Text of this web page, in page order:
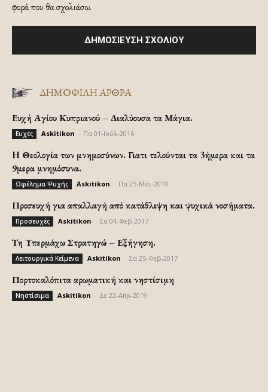
φορά που θα σχολιάσω.
ΔΗΜΟΦΙΛΗ ΑΡΘΡΑ
Ευχή Αγίου Κυπριανού – Διαλύουσα τα Μάγια.
Ευχές Askitikon Πα 01-Ιούλ-2016
H Θεολογία των μνημοσύνων. Γιατι τελούνται τα 3ήμερα και τα
9μερα μνημόσυνα.
Ωφέλημα Ψυχής Askitikon Πα 25-Μάι-2018
Προσευχή για απαλλαγή από κατάθλιψη και ψυχικά νοσήματα.
Προσευχές Askitikon Σα 04-Φεβ-2017
Τη Υπερμάχω Στρατηγώ – Εξήγηση.
Λειτουργικά Κείμενα Askitikon Σα 25-Φεβ-2017
Πορτοκαλόπιτα αρωματική και νηστίσιμη
Νηστίσιμα Askitikon Δε 22-Απρ-2019